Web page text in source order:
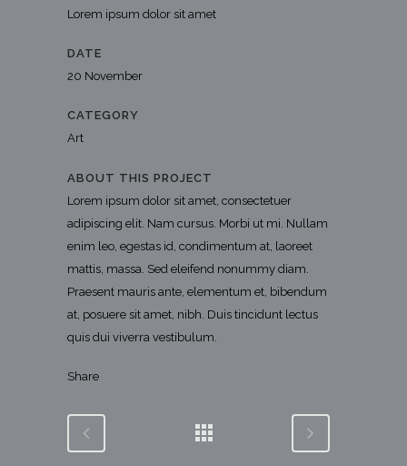
Lorem ipsum dolor sit amet
DATE
20 November
CATEGORY
Art
ABOUT THIS PROJECT
Lorem ipsum dolor sit amet, consectetuer
adipiscing elit. Nam cursus. Morbi ut mi. Nullam
enim leo, egestas id, condimentum at, laoreet
mattis, massa. Sed eleifend nonummy diam.
Praesent mauris ante, elementum et, bibendum
at, posuere sit amet, nibh. Duis tincidunt lectus
quis dui viverra vestibulum.
Share